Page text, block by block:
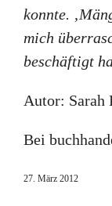
konnte.
mich
beschäftigt
Autor: Sarah
Bei
27. März 2012